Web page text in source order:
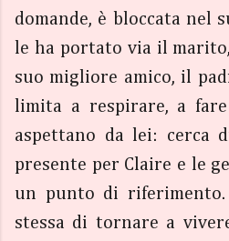
domande, è bloccata nel
le ha portato via il
suo migliore amico, il
limita a respirare, a
aspettano da lei: cerca
presente per Claire e le
un punto di riferimento.
stessa di tornare a